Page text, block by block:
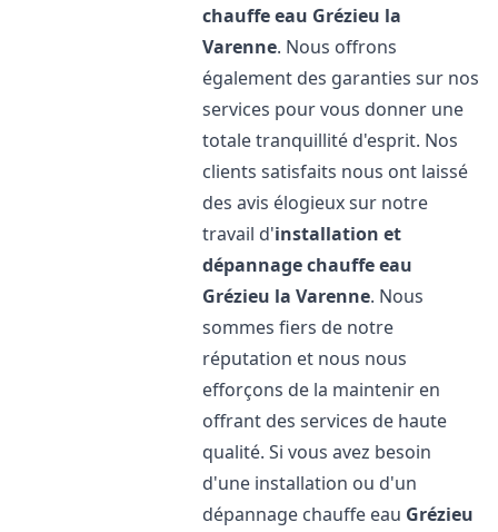
chauffe eau Grézieu la
Varenne. Nous offrons
également des garanties sur nos
services pour vous donner une
totale tranquillité d'esprit. Nos
clients satisfaits nous ont laissé
des avis élogieux sur notre
travail d'installation et
dépannage chauffe eau
Grézieu la Varenne. Nous
sommes fiers de notre
réputation et nous nous
efforçons de la maintenir en
offrant des services de haute
qualité. Si vous avez besoin
d'une installation ou d'un
dépannage chauffe eau Grézieu